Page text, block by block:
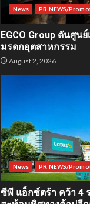
News PR NEWS/
EGCO Group ดันศูน
มรดกอุตสาหกรรม
August 2, 2026
News PR NEWS/
ซีพี แอ็กซ์ตร้า คว้า 4